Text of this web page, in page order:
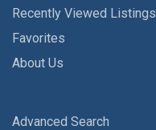
Recently Viewed Listings
Favorites
About Us
Advanced Search